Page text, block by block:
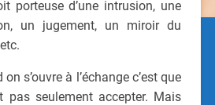
porteuse d’une intrusion, une
un jugement, un miroir du
s’ouvre à l’échange c’est que
pas seulement accepter. Mais